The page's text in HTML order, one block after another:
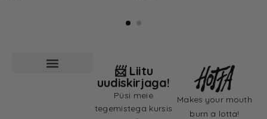
Makes your mouth
burn a lotta!
📨 Liitu
uudiskirjaga!
Püsi meie
tegemistega kursis